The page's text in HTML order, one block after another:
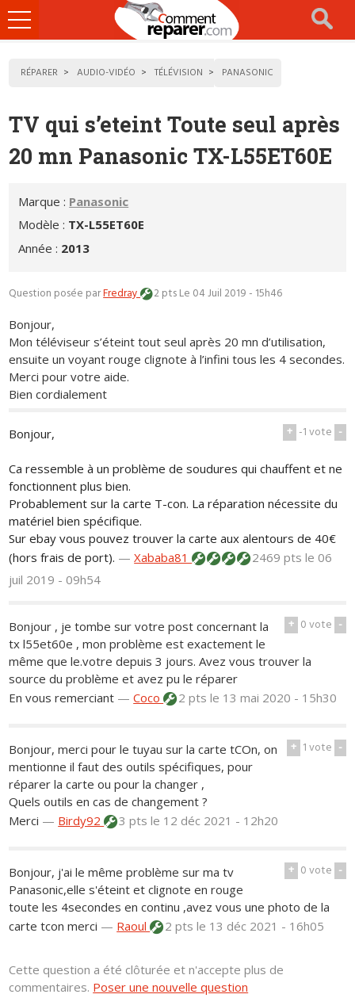
Ouvrir
le
RÉPARER AUDIO-VIDÉO TÉLÉVISION PANASONIC
TV qui s’eteint Toute seul après
20 mn Panasonic TX-L55ET60E
Marque : Panasonic
Modèle : TX-L55ET60E
Année : 2013
Question posée parFredray 2 ptsLe 04 Juil 2019 - 15h46
Bonjour,
Mon téléviseur s’éteint tout seul après 20 mn d’utilisation,
ensuite un voyant rouge clignote à l’infini tous les 4 secondes.
Merci pour votre aide.
Bien cordialement
+ -1vote -
Bonjour,
Ca ressemble à un problème de soudures qui chauffent et ne
fonctionnent plus bien.
Probablement sur la carte T-con. La réparation nécessite du
matériel bien spécifique.
Sur ebay vous pouvez trouver la carte aux alentours de 40€
(hors frais de port). —Xababa81 2469 ptsle 06
juil 2019 - 09h54
+ 0vote -
Bonjour , je tombe sur votre post concernant la
tx l55et60e , mon problème est exactement le
même que le.votre depuis 3 jours. Avez vous trouver la
source du problème et avez pu le réparer
En vous remerciant —Coco 2 ptsle 13 mai 2020 - 15h30
+ 1vote -
Bonjour, merci pour le tuyau sur la carte tCOn, on
mentionne il faut des outils spécifiques, pour
réparer la carte ou pour la changer ,
Quels outils en cas de changement ?
Merci — Birdy92 3 ptsle 12 déc 2021 - 12h20
+ 0vote -
Bonjour, j'ai le même problème sur ma tv
Panasonic,elle s'éteint et clignote en rouge
toute les 4secondes en continu ,avez vous une photo de la
carte tcon merci — Raoul 2 ptsle 13 déc 2021 - 16h05
Cette question a été clôturée et n'accepte plus de
commentaires. Poser une nouvelle question